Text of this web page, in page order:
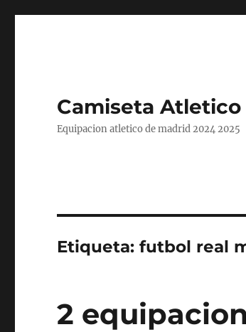
Camiseta
Equipacion atletico de madrid 2024 2025
Etiqueta:futbol real
2